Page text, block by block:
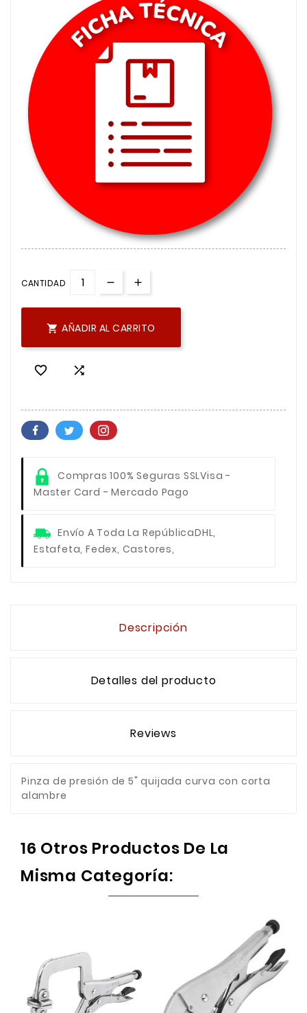
CANTIDAD
 AÑADIR AL CARRITO
 
Compras 100% Seguras SSLVisa -
Master Card - Mercado Pago
Envío A Toda La RepúblicaDHL,
Estafeta, Fedex, Castores,
Descripción
Detalles del producto
Reviews
Pinza de presión de 5" quijada curva con corta
alambre
16 Otros Productos De La
Misma Categoría: